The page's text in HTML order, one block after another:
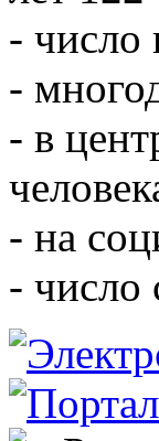
- число
-
- в
- на
- число